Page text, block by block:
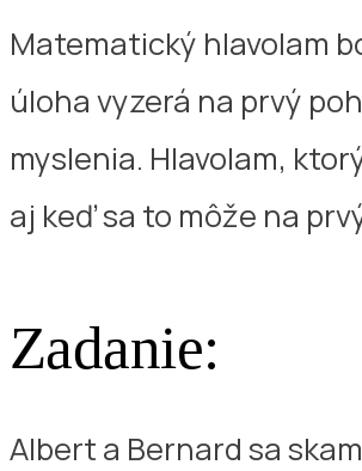
Matematický hlavolam
úloha vyzerá na prvý
myslenia. Hlavolam,
aj keď sa to môže na
Zadanie:
Albert a Bernard sa